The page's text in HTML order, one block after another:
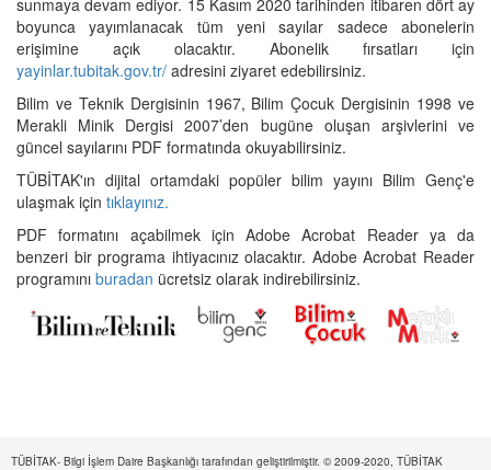
boyunca yayımlanacak tüm yeni sayılar sadece abonelerin
erişimine açık olacaktır. Abonelik fırsatları için
yayinlar.tubitak.gov.tr/ adresini ziyaret edebilirsiniz.
Bilim ve Teknik Dergisinin 1967, Bilim Çocuk Dergisinin 1998 ve
Merakli Minik Dergisi 2007’den bugüne oluşan arşivlerini ve
güncel sayılarını PDF formatında okuyabilirsiniz.
TÜBİTAK'ın dijital ortamdaki popüler bilim yayını Bilim Genç'e
ulaşmak için tıklayınız.
PDF formatını açabilmek için Adobe Acrobat Reader ya da
benzeri bir programa ihtiyacınız olacaktır. Adobe Acrobat Reader
programını buradan ücretsiz olarak indirebilirsiniz.
TÜBİTAK- Bilgi İşlem Daire Başkanlığı tarafından geliştirilmiştir. © 2009-2020, TÜBİTAK